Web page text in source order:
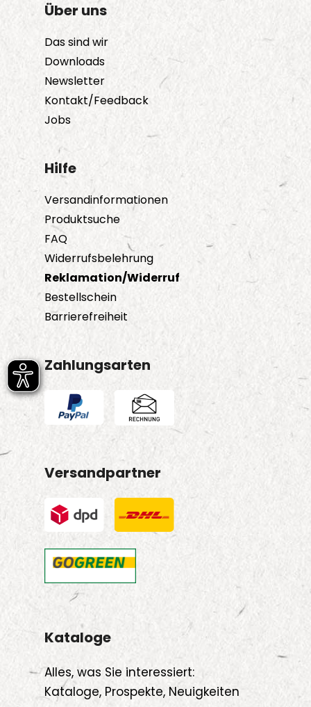
Über uns
Das sind wir
Downloads
Newsletter
Kontakt/Feedback
Jobs
Hilfe
Versandinformationen
Produktsuche
FAQ
Widerrufsbelehrung
Reklamation/Widerruf
Bestellschein
Barrierefreiheit
Zahlungsarten
Versandpartner
Kataloge
Alles, was Sie interessiert:
Kataloge, Prospekte, Neuigkeiten